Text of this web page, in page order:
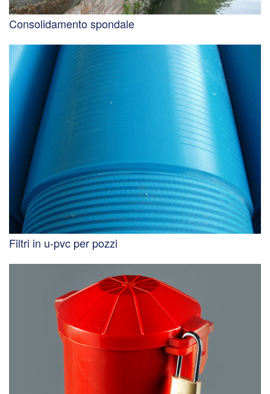
Consolidamento spondale
Filtri in u-pvc per pozzi